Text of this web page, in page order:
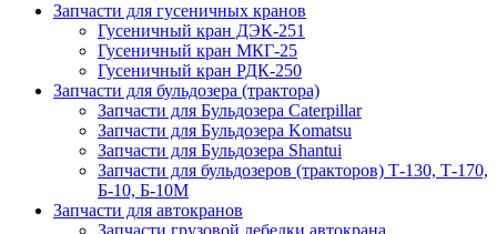
Запчасти для гусеничных кранов
Гусеничный кран ДЭК-251
Гусеничный кран МКГ-25
Гусеничный кран РДК-250
Запчасти для бульдозера (трактора)
Запчасти для Бульдозера Caterpillar
Запчасти для Бульдозера Komatsu
Запчасти для Бульдозера Shantui
Запчасти для бульдозеров (тракторов) Т-130, Т-170,
Б-10, Б-10М
Запчасти для автокранов
Запчасти грузовой лебедки автокрана